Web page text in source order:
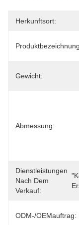
Herkunftsort:
Gewicht:
Abmessung:
Dienstleistungen
Nach Dem
Verkauf:
ODM-/OEMauftrag: